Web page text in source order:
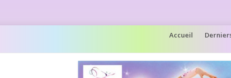
Aller
au
contenu
Accueil